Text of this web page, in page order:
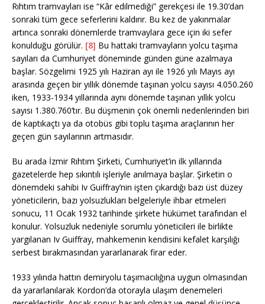
Rıhtım tramvayları ise “Kâr edilmediği” gerekçesi ile 19.30’dan
sonraki tüm gece seferlerini kaldırır. Bu kez de yakınmalar
artınca sonraki dönemlerde tramvaylara gece için iki sefer
konulduğu görülür. [8] Bu hattaki tramvayların yolcu taşıma
sayıları da Cumhuriyet döneminde günden güne azalmaya
başlar. Sözgelimi 1925 yılı Haziran ayı ile 1926 yılı Mayıs ayı
arasında geçen bir yıllık dönemde taşınan yolcu sayısı 4.050.260
iken, 1933-1934 yıllarında aynı dönemde taşınan yıllık yolcu
sayısı 1.380.760’tır. Bu düşmenin çok önemli nedenlerinden biri
de kaptıkaçtı ya da otobüs gibi toplu taşıma araçlarının her
geçen gün sayılarının artmasıdır.
Bu arada İzmir Rıhtım Şirketi, Cumhuriyet’in ilk yıllarında
gazetelerde hep sıkıntılı işleriyle anılmaya başlar. Şirketin o
dönemdeki sahibi Iv Guiffray’nin işten çıkardığı bazı üst düzey
yöneticilerin, bazı yolsuzlukları belgeleriyle ihbar etmeleri
sonucu, 11 Ocak 1932 tarihinde şirkete hükümet tarafından el
konulur. Yolsuzluk nedeniyle sorumlu yöneticileri ile birlikte
yargılanan Iv Guiffray, mahkemenin kendisini kefalet karşılığı
serbest bırakmasından yararlanarak firar eder.
1933 yılında hattın demiryolu taşımacılığına uygun olmasından
da yararlanılarak Kordon’da otorayla ulaşım denemeleri